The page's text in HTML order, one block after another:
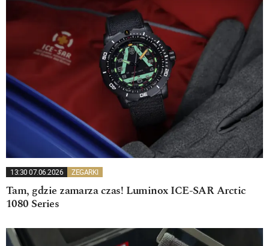
13:30 07.06.2026 ZEGARKI
Tam, gdzie zamarza czas! Luminox ICE-SAR Arctic
1080 Series